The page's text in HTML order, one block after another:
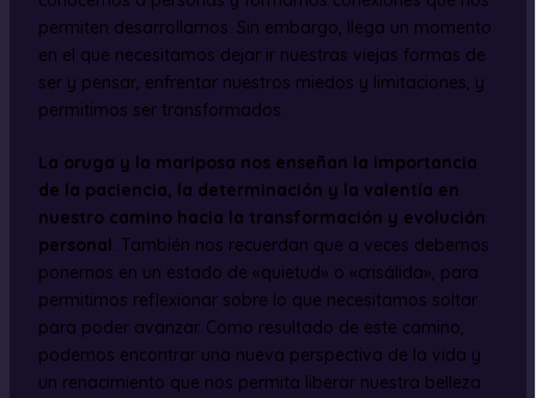
permiten desarrollarnos. Sin embargo, llega un momento
en el que necesitamos dejar ir nuestras viejas formas de
ser y pensar, enfrentar nuestros miedos y limitaciones, y
permitirnos ser transformados.
La oruga y la mariposa nos enseñan la importancia
de la paciencia, la determinación y la valentía en
nuestro camino hacia la transformación y evolución
personal . También nos recuerdan que a veces debemos
ponernos en un estado de «quietud» o «crisálida», para
permitirnos reflexionar sobre lo que necesitamos soltar
para poder avanzar. Como resultado de este camino,
podemos encontrar una nueva perspectiva de la vida y
un renacimiento que nos permita liberar nuestra belleza